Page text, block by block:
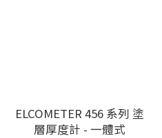
ELCOMETER 456 系列 塗
層厚度計 - 一體式